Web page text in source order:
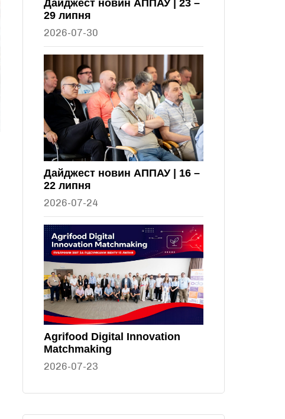
Дайджест новин АППАУ | 23 –
29 липня
2026-07-30
Дайджест новин АППАУ | 16 –
22 липня
2026-07-24
Agrifood Digital Innovation
Matchmaking
2026-07-23